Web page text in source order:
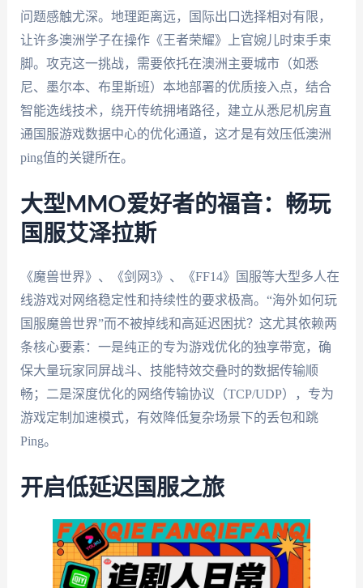
问题感触尤深。地理距离远，国际出口选择相对有限，
让许多澳洲学子在操作《王者荣耀》上官婉儿时束手束
脚。攻克这一挑战，需要依托在澳洲主要城市（如悉
尼、墨尔本、布里斯班）本地部署的优质接入点，结合
智能选线技术，绕开传统拥堵路径，建立从悉尼机房直
通国服游戏数据中心的优化通道，这才是有效压低澳洲
ping值的关键所在。
大型MMO爱好者的福音：畅玩
国服艾泽拉斯
《魔兽世界》、《剑网3》、《FF14》国服等大型多人在
线游戏对网络稳定性和持续性的要求极高。“海外如何玩
国服魔兽世界”而不被掉线和高延迟困扰？这尤其依赖两
条核心要素：一是纯正的专为游戏优化的独享带宽，确
保大量玩家同屏战斗、技能特效交叠时的数据传输顺
畅；二是深度优化的网络传输协议（TCP/UDP），专为
游戏定制加速模式，有效降低复杂场景下的丢包和跳
Ping。
开启低延迟国服之旅